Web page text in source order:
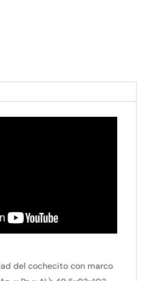
del cochecito con marco